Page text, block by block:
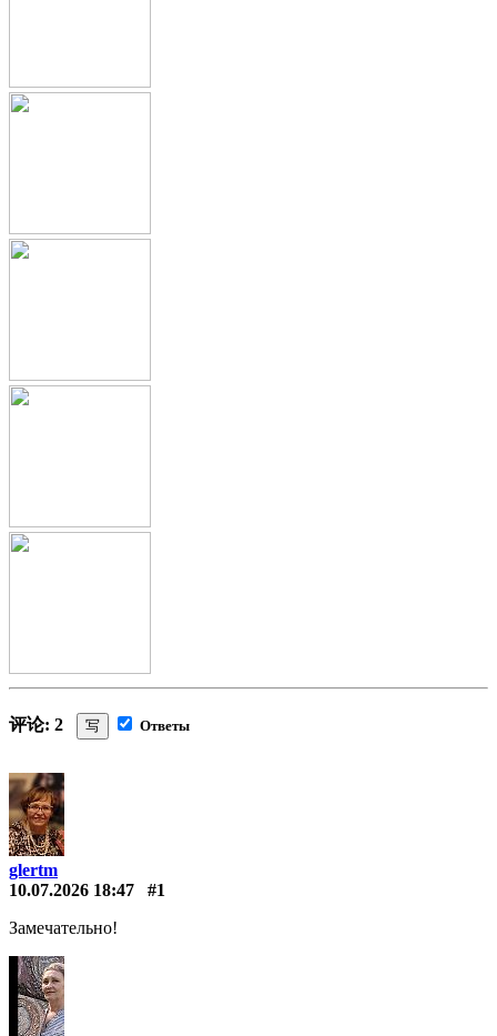
评论: 2 写 Ответы
glertm
10.07.2026 18:47
#1
Замечательно!